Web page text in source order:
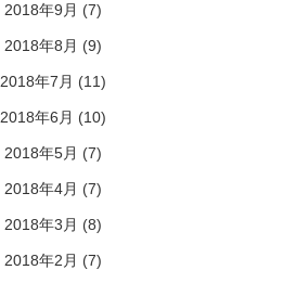
2018年9月 (7)
2018年8月 (9)
2018年7月 (11)
2018年6月 (10)
2018年5月 (7)
2018年4月 (7)
2018年3月 (8)
2018年2月 (7)